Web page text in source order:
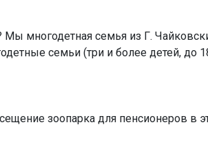
Мы многодетная семья из Г.
семьи (три и более детей, до
зоопарка для пенсионеров в